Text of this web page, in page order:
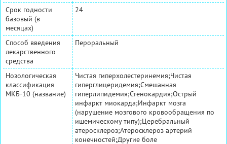
Срок годности
базовый (в
месяцах)
24
Способ введения
лекарственного
средства
Пероральный
Нозологическая
классификация
МКБ-10 (название)
Чистая гиперхолестеринемия;Чистая
гиперглицеридемия;Смешанная
гиперлипидемия;Стенокардия;Острый
инфаркт миокарда;Инфаркт мозга
(нарушение мозгового кровообращения по
ишемическому типу);Церебральный
атеросклероз;Атеросклероз артерий
конечностей;Другие боле